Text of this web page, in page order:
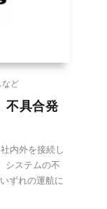
など
不具合発
内外を接続し
システムの不
ずれの運航に